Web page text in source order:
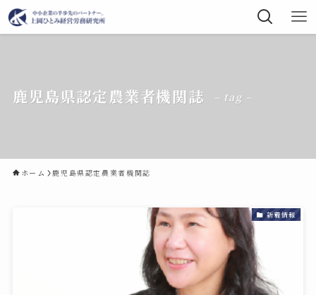
鹿児島県認定農業者機関誌 – tag –
ホーム 鹿児島県認定農業者機関誌
新着情報